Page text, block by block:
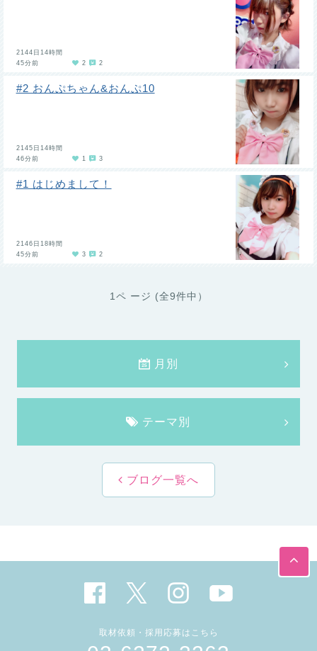
2144日14時間
45分前
2 2
#2 おんぷちゃん&おんぷ10
2145日14時間
46分前
1 3
#1 はじめまして！
2146日18時間
45分前
3 2
1ペ ージ (全9件中）
月別
テーマ別
ブログ一覧へ
取材依頼・採用応募はこちら